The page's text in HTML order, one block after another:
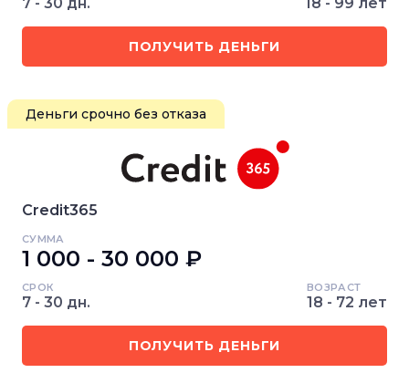
ПОЛУЧИТЬ ДЕНЬГИ
Деньги срочно без отказа
Credit365
СУММА
1 000 - 30 000 ₽
СРОК
7 - 30 дн.
ВОЗРАСТ
18 - 72 лет
ПОЛУЧИТЬ ДЕНЬГИ